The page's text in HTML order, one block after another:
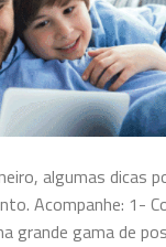
algumas dicas
Acompanhe: 1-
gama de